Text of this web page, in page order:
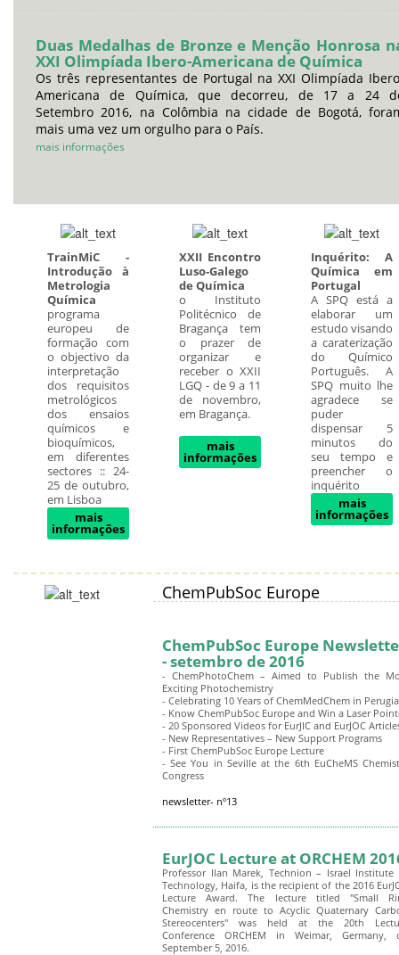
Duas Medalhas de Bronze e Menção Honrosa
XXI Olimpíada Ibero-Americana de Química
Os três representantes de Portugal na XXI Olimpíada
Americana de Química, que decorreu, de 17 a 24
Setembro 2016, na Colômbia na cidade de Bogotá,
mais uma vez um orgulho para o País.
mais informações
TrainMiC -
Introdução à
Metrologia
Química
programa
europeu de
formação com
o objectivo da
interpretação
dos requisitos
metrológicos
dos ensaios
químicos e
bioquímicos,
em diferentes
sectores :: 24-
25 de outubro,
em Lisboa
mais
informações
XXII Encontro
Luso-Galego
de Química
o Instituto
Politécnico de
Bragança tem
o prazer de
organizar e
receber o XXII
LGQ - de 9 a 11
de novembro,
em Bragança.
mais
informações
Inquérito: A
Química em
Portugal
A SPQ está a
elaborar um
estudo visando
a caraterização
do Químico
Português. A
SPQ muito lhe
agradece se
puder
dispensar 5
minutos do
seu tempo e
preencher o
inquérito
mais
informações
ChemPubSoc Europe
ChemPubSoc Europe
- setembro de 2016
- ChemPhotoChem – Aimed to Publish the
Exciting Photochemistry
- Celebrating 10 Years of ChemMedChem in Perugia
- Know ChemPubSoc Europe and Win a Laser
- 20 Sponsored Videos for EurJIC and EurJOC
- New Representatives – New Support Programs
- First ChemPubSoc Europe Lecture
- See You in Seville at the 6th EuCheMS
Congress
newsletter- nº13
EurJOC Lecture at ORCHEM
Professor Ilan Marek, Technion – Israel Institute
Technology, Haifa, is the recipient of the 2016
Lecture Award. The lecture titled "Small
Chemistry en route to Acyclic Quaternary
Stereocenters" was held at the 20th
Conference ORCHEM in Weimar, Germany,
September 5, 2016.